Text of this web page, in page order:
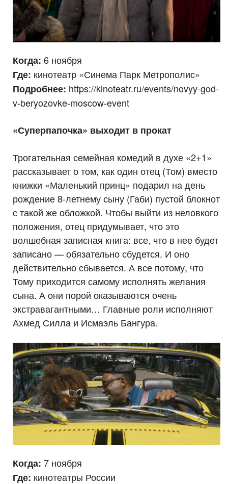
Когда: 6 ноября
Где: кинотеатр «Синема Парк Метрополис»
Подробнее: https://kinoteatr.ru/events/novyy-god-
v-beryozovke-moscow-event
«Суперпапочка» выходит в прокат
Трогательная семейная комедий в духе «2+1»
рассказывает о том, как один отец (Том) вместо
книжки «Маленький принц» подарил на день
рождение 8-летнему сыну (Габи) пустой блокнот
с такой же обложкой. Чтобы выйти из неловкого
положения, отец придумывает, что это
волшебная записная книга: все, что в нее будет
записано — обязательно сбудется. И оно
действительно сбывается. А все потому, что
Тому приходится самому исполнять желания
сына. А они порой оказываются очень
экстравагантными… Главные роли исполняют
Ахмед Силла и Исмаэль Бангура.
Когда: 7 ноября
Где: кинотеатры России